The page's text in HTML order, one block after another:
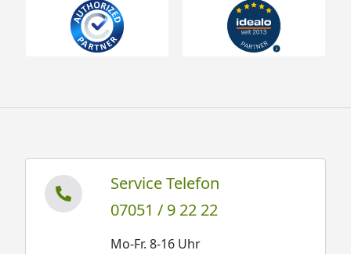
Service Telefon
07051 / 9 22 22
Mo-Fr. 8-16 Uhr